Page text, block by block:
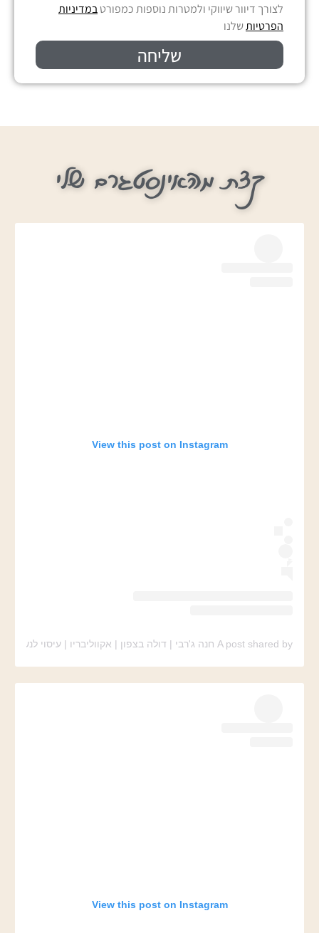
לצורך דיוור שיווקי ולמטרות נוספות כמפורטבמדיניות
הפרטיותשלנו
שליחה
קצת מהאינסטגרם שלי
View this post on Instagram
A post shared by חנה ג'רבי | דולה בצפון | אקווליבריו | עיסוי לנשים (@chana_garbi_dula)
View this post on Instagram